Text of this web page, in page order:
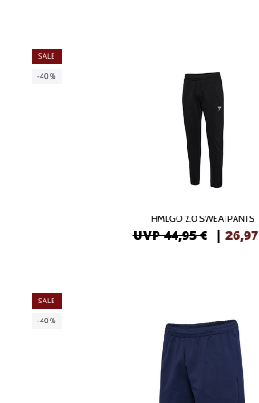
SALE
-40%
HMLGO 2.0 SWEATPANTS
UVP 44,95 € | 26,97
SALE
-40%